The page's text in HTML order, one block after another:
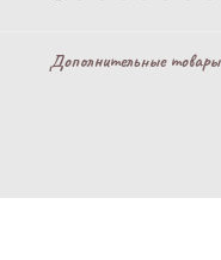
Дополнительные товары